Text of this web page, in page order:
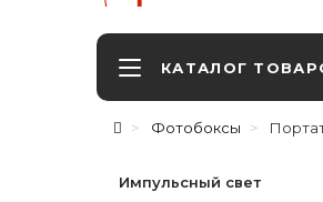
КАТАЛОГ
Фотобоксы
Импульсный свет